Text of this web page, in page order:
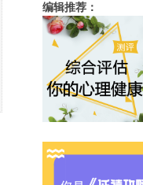
编辑推荐：